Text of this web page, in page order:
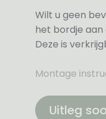
Wilt u geen
het bordje aan
Deze is
Montage
Uitleg